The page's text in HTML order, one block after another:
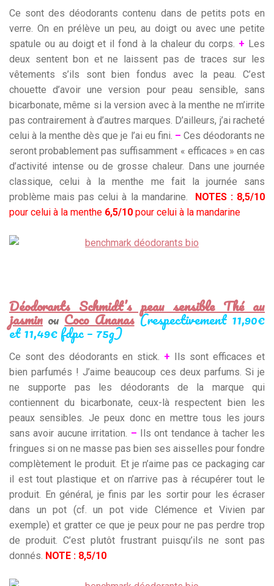
Ce sont des déodorants contenu dans de petits pots en
verre. On en prélève un peu, au doigt ou avec une petite
spatule ou au doigt et il fond à la chaleur du corps. + Les
deux sentent bon et ne laissent pas de traces sur les
vêtements s’ils sont bien fondus avec la peau. C’est
chouette d’avoir une version pour peau sensible, sans
bicarbonate, même si la version avec à la menthe ne m’irrite
pas contrairement à d’autres marques. D’ailleurs, j’ai racheté
celui à la menthe dès que je l’ai eu fini. – Ces déodorants ne
seront probablement pas suffisamment « efficaces » en cas
d’activité intense ou de grosse chaleur. Dans une journée
classique, celui à la menthe me fait la journée sans
problème mais pas celui à la mandarine.
NOTES : 8,5/10
pour celui à la menthe 6,5/10 pour celui à la mandarine
Déodorants Schmidt’s peau sensible Thé au
jasminouCoco Ananas (respectivement 11,90€
et 11,49€ fdpc – 75g)
Ce sont des déodorants en stick. + Ils sont efficaces et
bien parfumés ! J’aime beaucoup ces deux parfums. Si je
ne supporte pas les déodorants de la marque qui
contiennent du bicarbonate, ceux-là respectent bien les
peaux sensibles. Je peux donc en mettre tous les jours
sans avoir aucune irritation. – Ils ont tendance à tacher les
fringues si on ne masse pas bien ses aisselles pour fondre
complètement le produit. Et je n’aime pas ce packaging car
il est tout plastique et on n’arrive pas à récupérer tout le
produit. En général, je finis par les sortir pour les écraser
dans un pot (cf. un pot vide Clémence et Vivien par
exemple) et gratter ce que je peux pour ne pas perdre trop
de produit. C’est plutôt frustrant puisqu’ils ne sont pas
donnés. NOTE : 8,5/10